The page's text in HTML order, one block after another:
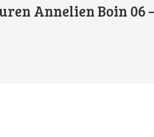
Annelien Boin 06